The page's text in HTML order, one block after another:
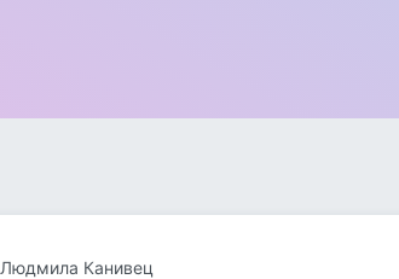
Людмила Канивец